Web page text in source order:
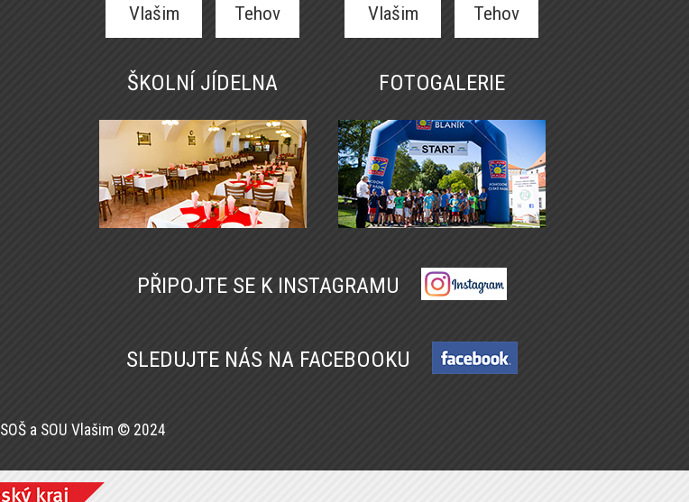
Vlašim Tehov Vlašim Tehov
ŠKOLNÍ JÍDELNA FOTOGALERIE
PŘIPOJTE SE K INSTAGRAMU
SLEDUJTE NÁS NA FACEBOOKU
SOŠ a SOU Vlašim © 2024